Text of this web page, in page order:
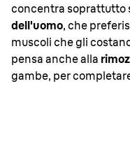
concentra soprattutto
dell'uomo, che
muscoli che gli
pensa anche alla
gambe, per